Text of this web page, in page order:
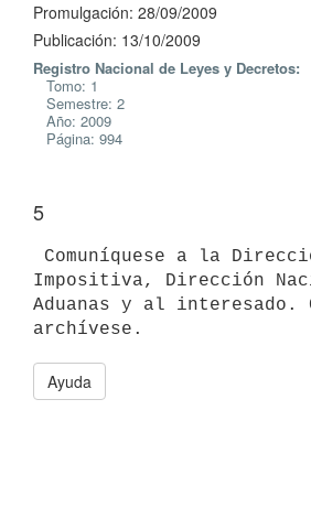
Promulgación: 28/09/2009
Publicación: 13/10/2009
Registro Nacional de Leyes y Decretos:
Tomo: 1
Semestre: 2
Año: 2009
Página: 994
5
Impositiva, Dirección
Aduanas y al interesado.
Ayuda